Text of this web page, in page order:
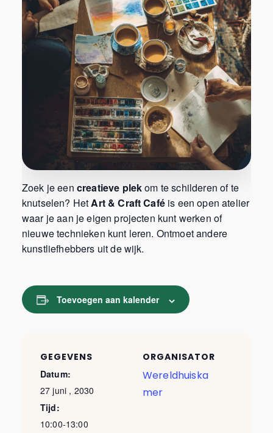
Zoek je een creatieve plekom te schilderen of te
knutselen? HetArt & Craft Caféis een open atelier
waar je aan je eigen projecten kunt werken of
nieuwe technieken kunt leren. Ontmoet andere
kunstliefhebbers uit de wijk.
Toevoegen aan kalender
GEGEVENS
Datum:
27 juni , 2030
Tijd:
10:00-13:00
ORGANISATOR
Wereldhuiska
mer